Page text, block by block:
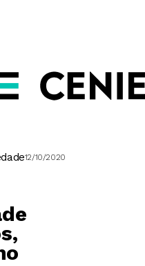
12/10/2020